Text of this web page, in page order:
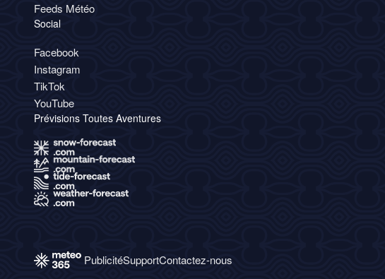
Feeds Météo
Social
Facebook
Instagram
TikTok
YouTube
Prévisions Toutes Aventures
PublicitéSupportContactez-nous